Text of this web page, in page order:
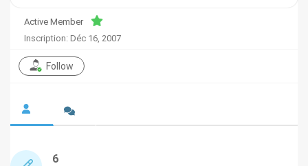
Active Member
Inscription: Déc 16, 2007
Follow
6